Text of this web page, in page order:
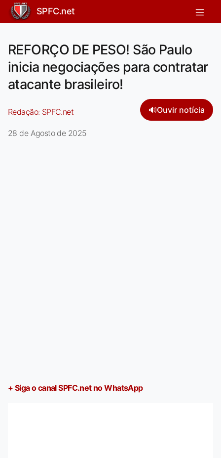
SPFC.net
REFORÇO DE PESO! São Paulo
inicia negociações para contratar
atacante brasileiro!
Redação: SPFC.net 🔊Ouvir notícia
28 de Agosto de 2025
+ Siga o canal SPFC.net no WhatsApp